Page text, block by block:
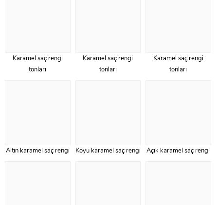
Karamel saç rengi
tonları
Karamel saç rengi
tonları
Karamel saç rengi
tonları
Altın karamel saç rengi Koyu karamel saç rengi Açık karamel saç rengi